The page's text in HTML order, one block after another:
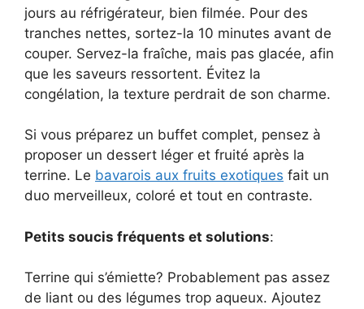
jours au réfrigérateur, bien filmée. Pour des
tranches nettes, sortez-la 10 minutes avant de
couper. Servez-la fraîche, mais pas glacée, afin
que les saveurs ressortent. Évitez la
congélation, la texture perdrait de son charme.
Si vous préparez un buffet complet, pensez à
proposer un dessert léger et fruité après la
terrine. Le bavarois aux fruits exotiques fait un
duo merveilleux, coloré et tout en contraste.
Petits soucis fréquents et solutions:
Terrine qui s’émiette? Probablement pas assez
de liant ou des légumes trop aqueux. Ajoutez